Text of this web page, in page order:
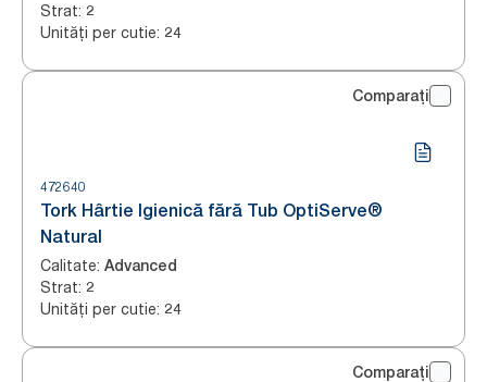
Strat: 2
Unități per cutie: 24
Comparați
472640
Tork Hârtie Igienică fără Tub OptiServe®
Natural
Calitate: Advanced
Strat: 2
Unități per cutie: 24
Comparați